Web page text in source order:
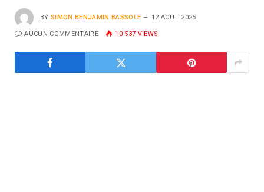
BY SIMON BENJAMIN BASSOLE 12 AOÛT 2025
AUCUN COMMENTAIRE 10 537 VIEWS